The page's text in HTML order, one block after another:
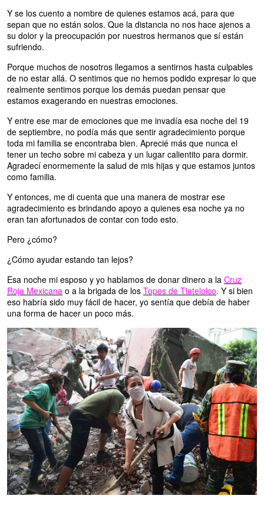
Y se los cuento a nombre de quienes estamos acá, para que
sepan que no están solos. Que la distancia no nos hace ajenos a
su dolor y la preocupación por nuestros hermanos que sí están
sufriendo.
Porque muchos de nosotros llegamos a sentirnos hasta culpables
de no estar allá. O sentimos que no hemos podido expresar lo que
realmente sentimos porque los demás puedan pensar que
estamos exagerando en nuestras emociones.
Y entre ese mar de emociones que me invadía esa noche del 19
de septiembre, no podía más que sentir agradecimiento porque
toda mi familia se encontraba bien. Aprecié más que nunca el
tener un techo sobre mi cabeza y un lugar calientito para dormir.
Agradecí enormemente la salud de mis hijas y que estamos juntos
como familia.
Y entonces, me di cuenta que una manera de mostrar ese
agradecimiento es brindando apoyo a quienes esa noche ya no
eran tan afortunados de contar con todo esto.
Pero ¿cómo?
¿Cómo ayudar estando tan lejos?
Esa noche mi esposo y yo hablamos de donar dinero a la Cruz
Roja Mexicana o a la brigada de los Topos de Tlatelolco. Y si bien
eso habría sido muy fácil de hacer, yo sentía que debía de haber
una forma de hacer un poco más.